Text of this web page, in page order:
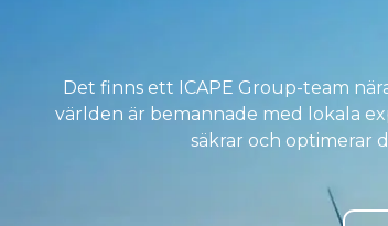
Det finns ett ICAPE Group-team
världen är bemannade med lokala
säkrar och optimerar